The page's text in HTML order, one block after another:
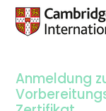
Anmeldung